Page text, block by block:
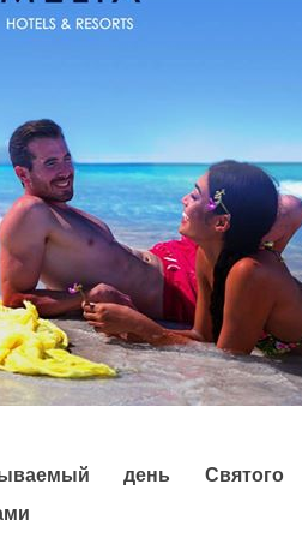
день Святого